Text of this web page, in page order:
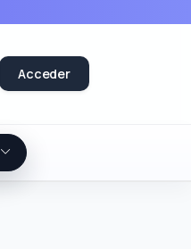
Acceder